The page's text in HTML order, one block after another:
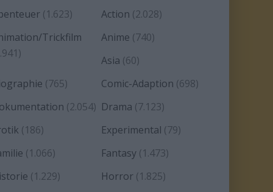
(1.623) Action (2.028)
Trickfilm
Anime (740)
Asia (60)
(765) Comic-Adaption (698)
(2.054) Drama (7.123)
(186) Experimental (79)
(1.066) Fantasy (1.473)
(1.229) Horror (1.825)